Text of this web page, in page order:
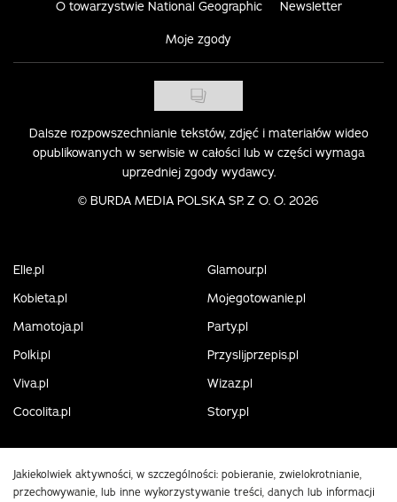
O towarzystwie National Geographic Newsletter
Moje zgody
Dalsze rozpowszechnianie tekstów, zdjęć i materiałów wideo
opublikowanych w serwisie w całości lub w części wymaga
uprzedniej zgody wydawcy.
© BURDA MEDIA POLSKA SP. Z O. O. 2026
Elle.pl
Glamour.pl
Kobieta.pl
Mojegotowanie.pl
Mamotoja.pl
Party.pl
Polki.pl
Przyslijprzepis.pl
Viva.pl
Wizaz.pl
Cocolita.pl
Story.pl
Jakiekolwiek aktywności, w szczególności: pobieranie, zwielokrotnianie,
przechowywanie, lub inne wykorzystywanie treści, danych lub informacji